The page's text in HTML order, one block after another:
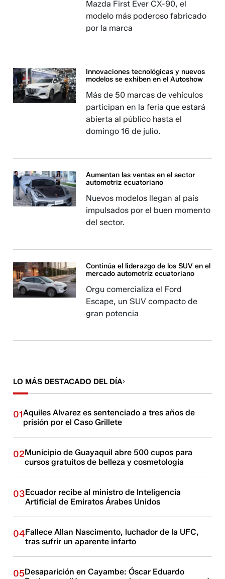
Mazda First Ever CX-90, el
modelo más poderoso fabricado
por la marca
Innovaciones tecnológicas y nuevos
modelos se exhiben en el Autoshow
Más de 50 marcas de vehículos
participan en la feria que estará
abierta al público hasta el
domingo 16 de julio.
Aumentan las ventas en el sector
automotriz ecuatoriano
Nuevos modelos llegan al país
impulsados por el buen momento
del sector.
Continúa el liderazgo de los SUV en el
mercado automotriz ecuatoriano
Orgu comercializa el Ford
Escape, un SUV compacto de
gran potencia
LO MÁS DESTACADO DEL DÍA
01Aquiles Alvarez es sentenciado a tres años de
prisión por el Caso Grillete
02Municipio de Guayaquil abre 500 cupos para
cursos gratuitos de belleza y cosmetología
03Ecuador recibe al ministro de Inteligencia
Artificial de Emiratos Árabes Unidos
04Fallece Allan Nascimento, luchador de la UFC,
tras sufrir un aparente infarto
05Desaparición en Cayambe: Óscar Eduardo